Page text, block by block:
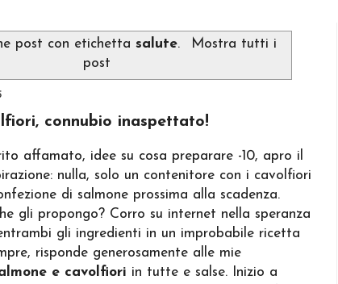
post con etichettasalute.
Mostra tutti i
post
connubio inaspettato!
affamato, idee su cosa preparare -10, apro il
nulla, solo un contenitore con i cavolfiori
di salmone prossima alla scadenza.
gli propongo? Corro su internet nella speranza
gli ingredienti in un improbabile ricetta
risponde generosamente alle mie
e cavolfiori in tutte e salse. Inizio a